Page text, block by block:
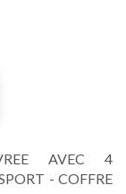
AVEC 4
- COFFRE